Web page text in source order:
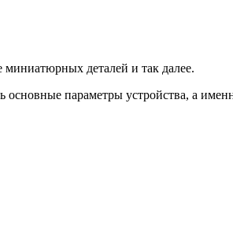
деталей и так далее.
параметры устройства, а